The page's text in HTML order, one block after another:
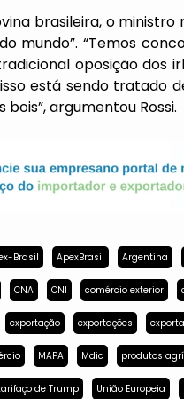
brasileira, o
mundo”. “Temos
oposição dos
está sendo tratado
argumentou Rossi.
Brasil ApexBrasil Argentina
CNA CNI comércio exterior
exportação exportações
MAPA Mdic produtos
de Trump União Europeia